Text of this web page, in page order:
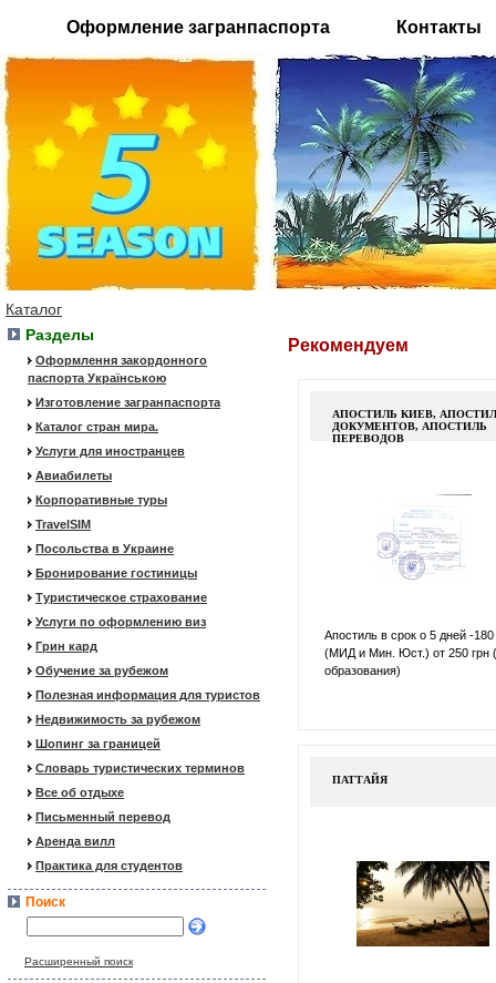
Оформление загранпаспорта Контакты
Каталог
Разделы
Оформлення закордонного
паспорта Українською
Изготовление загранпаспорта
Каталог стран мира.
Услуги для иностранцев
Авиабилеты
Корпоративные туры
TravelSIM
Посольства в Украине
Бронирование гостиницы
Туристическое страхование
Услуги по оформлению виз
Грин кард
Обучение за рубежом
Полезная информация для туристов
Недвижимость за рубежом
Шопинг за границей
Словарь туристических терминов
Все об отдыхе
Письменный перевод
Аренда вилл
Практика для студентов
Поиск
Расширенный поиск
Рекомендуем
АПОСТИЛЬ КИЕВ,
ДОКУМЕНТОВ, АПОСТИЛЬ
ПЕРЕВОДОВ
Апостиль в срок о 5 дней -180
(МИД и Мин. Юст.) от 250 грн
образования)
ПАТТАЙЯ